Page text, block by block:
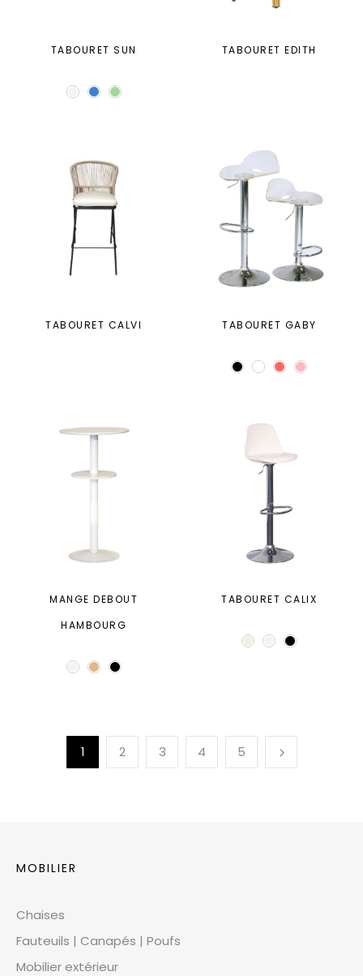
TABOURET SUN TABOURET EDITH
TABOURET CALVI TABOURET GABY
MANGE DEBOUT
HAMBOURG
TABOURET CALIX
1 2 3 4 5
MOBILIER
Chaises
Fauteuils | Canapés | Poufs
Mobilier extérieur